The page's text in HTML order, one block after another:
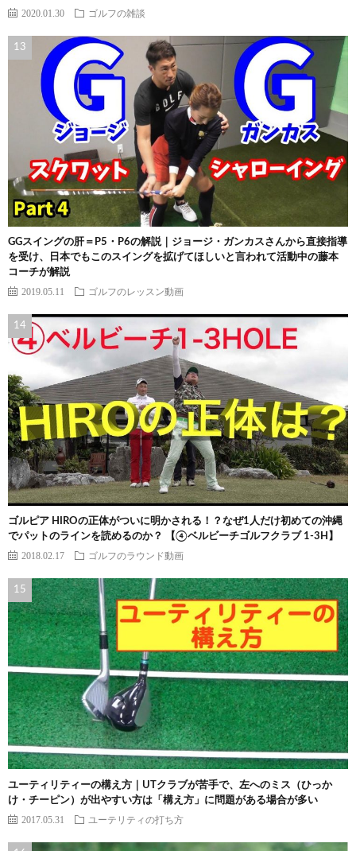
2020.01.30 ゴルフの雑談
GGスイングの肝＝P5・P6の解説｜ジョージ・ガンカスさんから直接指導
を受け、日本でもこのスイングを拡げてほしいと言われて活動中の藤本
コーチが解説
2019.05.11 ゴルフのレッスン動画
ゴルピア HIROの正体がついに明かされる！？なぜ1人だけ初めての沖縄
でパットのラインを読めるのか？ 【④ベルビーチゴルフクラブ 1-3H】
2018.02.17 ゴルフのラウンド動画
ユーティリティーの構え方｜UTクラブが苦手で、左へのミス（ひっか
け・チーピン）が出やすい方は「構え方」に問題がある場合が多い
2017.05.31 ユーテリティの打ち方